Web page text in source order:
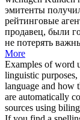
эмитенты
рейтинговые
продавец, были
не потерять
More
Examples of word
linguistic
language and how
are automatically
sources using